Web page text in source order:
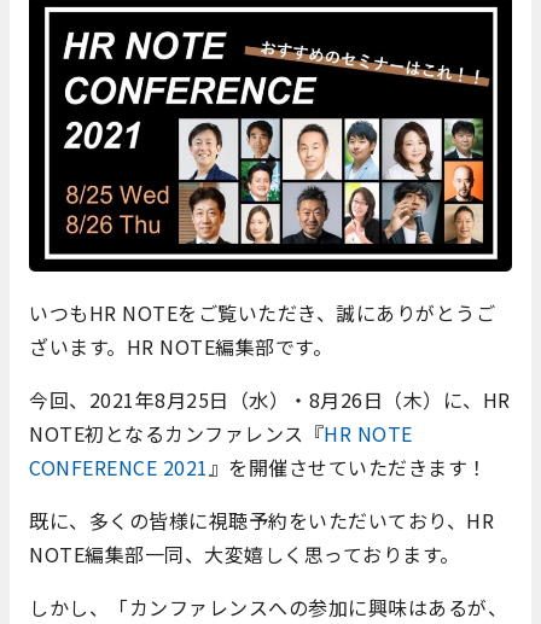
いつもHR NOTEをご覧いただき、誠にありがとうご
ざいます。HR NOTE編集部です。
今回、2021年8月25日（水）・8月26日（木）に、HR
NOTE初となるカンファレンス『HR NOTE
CONFERENCE 2021』を開催させていただきます！
既に、多くの皆様に視聴予約をいただいており、HR
NOTE編集部一同、大変嬉しく思っております。
しかし、「カンファレンスへの参加に興味はあるが、